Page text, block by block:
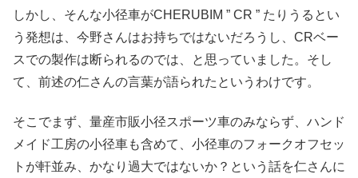
しかし、そんな小径車がCHERUBIM ” CR ” たりうるとい
う発想は、今野さんはお持ちではないだろうし、CRベー
スでの製作は断られるのでは、と思っていました。そし
て、前述の仁さんの言葉が語られたというわけです。
そこでまず、量産市販小径スポーツ車のみならず、ハンド
メイド工房の小径車も含めて、小径車のフォークオフセッ
トが軒並み、かなり過大ではないか？という話を仁さんに